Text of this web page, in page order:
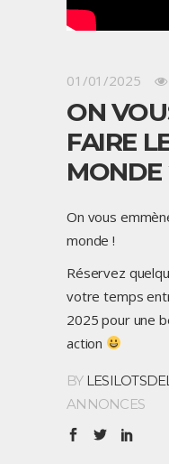
01/01/2025
ON
FAIRE
MONDE
On vous
monde !
Réservez
votre temps
2025 pour une
action
BY
ANNONCES